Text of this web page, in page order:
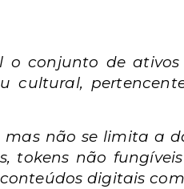
o conjunto de
cultural,
não se limita a
tokens não
digitais